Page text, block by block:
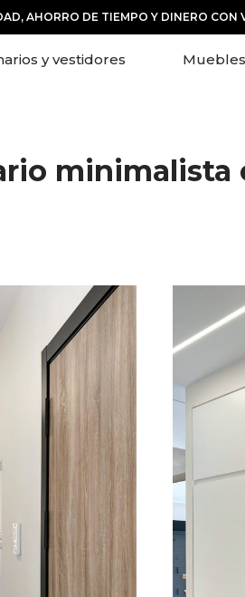
AHORRO DE TIEMPO Y DINERO CON
y vestidores
minimalista